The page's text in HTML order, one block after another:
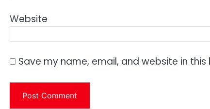
Website
Save my name, email, and website in